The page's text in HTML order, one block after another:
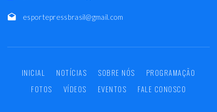
esportepressbrasil@gmail.com
INICIAL NOTÍCIAS SOBRE NÓS
PROGRAMAÇÃO
FOTOS
VÍDEOS EVENTOS FALE CONOSCO